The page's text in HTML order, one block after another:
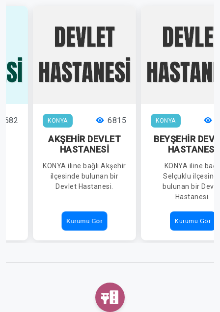
KONYA 6815
AKŞEHİR DEVLET
HASTANESİ
KONYA iline bağlı Akşehir
ilçesinde bulunan bir
Devlet Hastanesi.
Kurumu Gör
KONYA
BEYŞEHİR
HASTANESİ
KONYA iline
Selçuklu
bulunan bir
Hastanesi.
Kurumu Gör